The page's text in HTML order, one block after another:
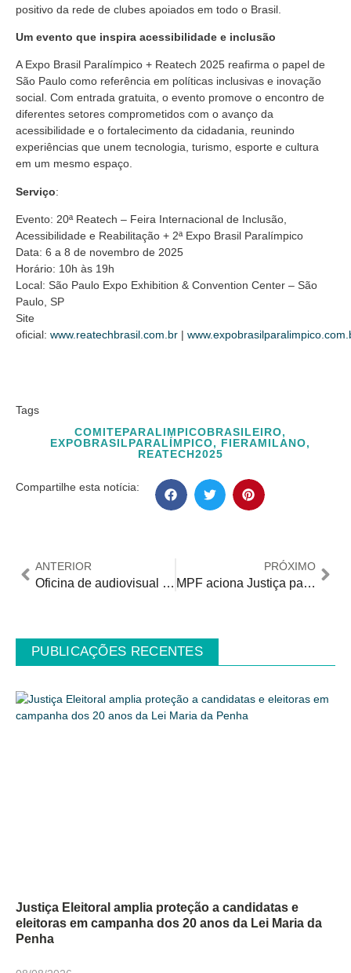
positivo da rede de clubes apoiados em todo o Brasil.
Um evento que inspira acessibilidade e inclusão
A Expo Brasil Paralímpico + Reatech 2025 reafirma o papel de
São Paulo como referência em políticas inclusivas e inovação
social. Com entrada gratuita, o evento promove o encontro de
diferentes setores comprometidos com o avanço da
acessibilidade e o fortalecimento da cidadania, reunindo
experiências que unem tecnologia, turismo, esporte e cultura
em um mesmo espaço.
Serviço:
Evento: 20ª Reatech – Feira Internacional de Inclusão,
Acessibilidade e Reabilitação + 2ª Expo Brasil Paralímpico
Data: 6 a 8 de novembro de 2025
Horário: 10h às 19h
Local: São Paulo Expo Exhibition & Convention Center – São
Paulo, SP
Site
oficial: www.reatechbrasil.com.br |
Tags
COMITEPARALIMPICOBRASILEIRO,
EXPOBRASILPARALÍMPICO, FIERAMILANO,
REATECH2025
Compartilhe esta notícia:
ANTERIOR
Oficina de audiovisual gratuita voltada para crianças com deficiência tem vagas remanescentes
PRÓXIMO
MPF aciona Justiça para garantir fornecimento imediato de medicamento psiquiátrico em todo o país
PUBLICAÇÕES RECENTES
Justiça Eleitoral amplia proteção a candidatas e
eleitoras em campanha dos 20 anos da Lei Maria da
Penha